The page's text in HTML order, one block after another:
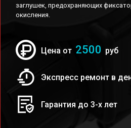
заглушек, предохраняющих
окисления.
Цена от 2500 руб
Экспресс ремонт в
Гарантия до 3-х лет